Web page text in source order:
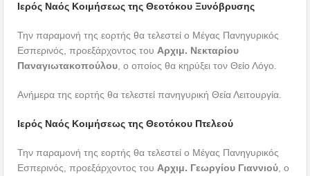
Ιερός Ναός Κοιμήσεως της Θεοτόκου Ξυνόβρυσης
Την παραμονή της εορτής θα τελεστεί ο Μέγας Πανηγυρικός
Εσπερινός, προεξάρχοντος του Αρχιμ. Νεκταρίου
Παναγιωτακοπούλου , ο οποίος θα κηρύξει τον Θείο Λόγο.
Ανήμερα της εορτής θα τελεστεί πανηγυρική Θεία Λειτουργία.
Ιερός Ναός Κοιμήσεως της Θεοτόκου Πτελεού
Την παραμονή της εορτής θα τελεστεί ο Μέγας Πανηγυρικός
Εσπερινός, προεξάρχοντος του Αρχιμ. Γεωργίου Γιαννιού , ο